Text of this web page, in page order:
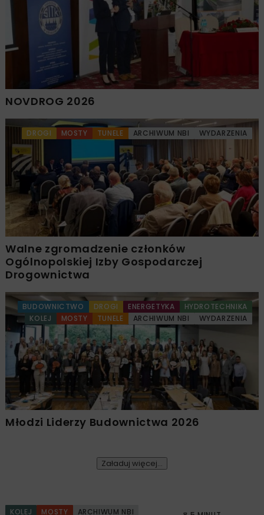
NOVDROG 2026
DROGI MOSTY TUNELE ARCHIWUM NBI WYDARZENIA
Walne zgromadzenie członków
Ogólnopolskiej Izby Gospodarczej
Drogownictwa
BUDOWNICTWO DROGI ENERGETYKA
HYDROTECHNIKA
KOLEJ
MOSTY TUNELE ARCHIWUM NBI WYDARZENIA
Młodzi Liderzy Budownictwa 2026
Załaduj więcej...
KOLEJ MOSTY ARCHIWUM NBI